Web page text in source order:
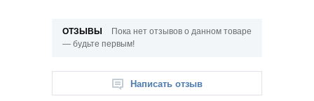
ОТЗЫВЫ
Пока нет отзывов о данном товаре
— будьте первым!
Написать отзыв